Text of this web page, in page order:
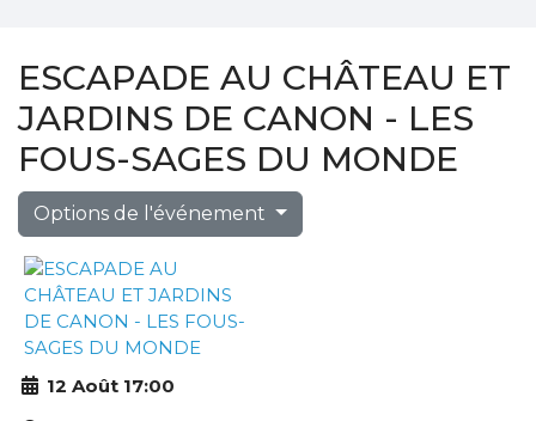
ESCAPADE AU CHÂTEAU ET
JARDINS DE CANON - LES
FOUS-SAGES DU MONDE
Options de l'événement
12 Août 17:00